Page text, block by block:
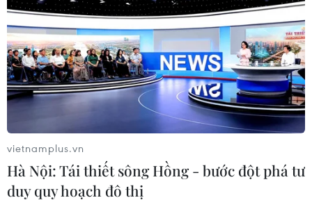
vietnamplus.vn
Hà Nội: Tái thiết sông Hồng - bước đột phá tư
duy quy hoạch đô thị